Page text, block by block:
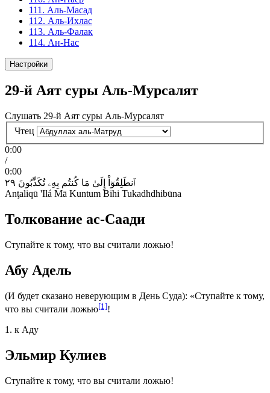
111. Аль-Масад
112. Аль-Ихлас
113. Аль-Фалак
114. Ан-Нас
Настройки
29-й Аят суры Аль-Мурсалят
Слушать 29-й Аят суры Аль-Мурсалят
Чтец
0:00
/
0:00
ٱنطَلِقُوٓاْ
إِلَىٰ مَا كُنتُم بِهِۦتُكَذِّبُونَ
Anţaliqū 'Ilá Mā Kuntum Bihi Tukadhdhibūna
Толкование ас-Саади
Ступайте к тому, что вы считали ложью!
Абу Адель
(И будет сказано неверующим в День Суда): «Ступайте к тому,
что вы считали ложью[1]!
1. к Аду
Эльмир Кулиев
Ступайте к тому, что вы считали ложью!